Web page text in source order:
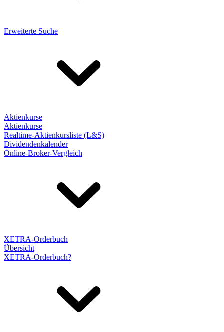
Erweiterte Suche
Aktienkurse
Aktienkurse
Realtime-Aktienkursliste (L&S)
Dividendenkalender
Online-Broker-Vergleich
XETRA-Orderbuch
Übersicht
XETRA-Orderbuch?